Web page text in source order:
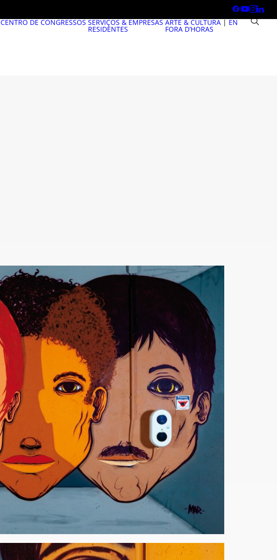
CENTRO DE CONGRESSOS SERVIÇOS & EMPRESAS
RESIDENTES
ARTE & CULTURA
FORA D’HORAS
| EN